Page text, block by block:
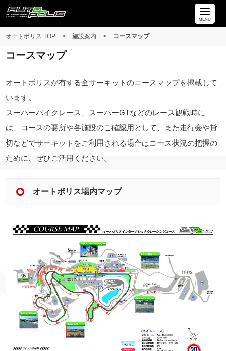
オートポリス TOP > 施設案内 > コースマップ
コースマップ
オートポリスが有する全サーキットのコースマップを掲載して
います。
スーパーバイクレース、スーパーGTなどのレース観戦時に
は、コースの要所や各施設のご確認用として、また走行会や貸
切などでサーキットをご利用される場合はコース状況の把握の
ために、ぜひご活用ください。
オートポリス場内マップ
MENU